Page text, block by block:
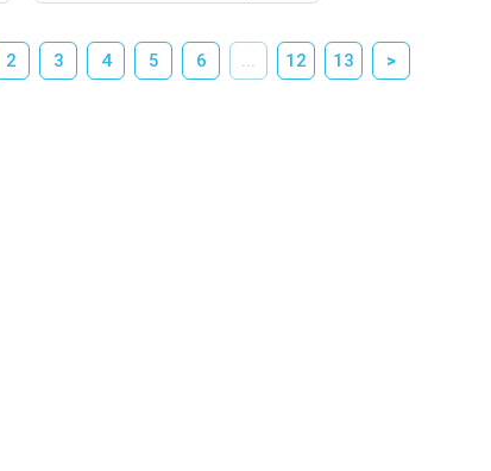
2 3 4 5 6 ... 12 13 >